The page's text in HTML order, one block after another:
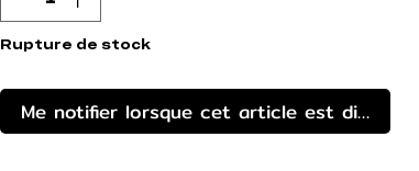
Rupture de stock
Me notifier lorsque cet article est disponible